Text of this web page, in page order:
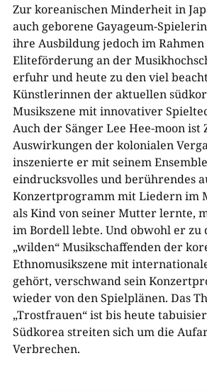
Zur koreanischen Minderheit in
auch geborene Gayageum-
ihre Ausbildung jedoch im
Eliteförderung an der
erfuhr und heute zu den viel
Künstlerinnen der aktuellen
Musikszene mit innovativer
Auch der Sänger Lee Hee-moon ist
Auswirkungen der kolonialen
inszenierte er mit seinem
eindrucksvolles und berührendes
Konzertprogramm mit Liedern im
als Kind von seiner Mutter lernte,
im Bordell lebte. Und obwohl er zu
„wilden“ Musikschaffenden der
Ethnomusikszene mit
gehört, verschwand sein
wieder von den Spielplänen. Das
„Trostfrauen“ ist bis heute
Südkorea streiten sich um die
Verbrechen.